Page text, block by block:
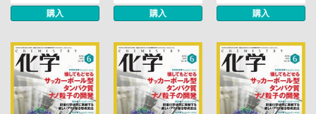
購入 購入 購入